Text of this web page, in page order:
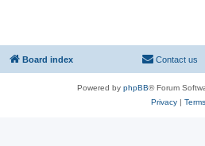
Board index Contact us
Powered by phpBB® Forum
Privacy| Terms